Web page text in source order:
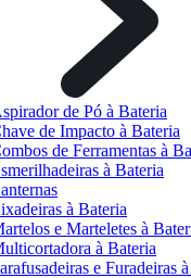
de Pó à Bateria
de Impacto à Bateria
de Ferramentas à
à Bateria
à Bateria
e Marteletes à
à Bateria
e Furadeiras